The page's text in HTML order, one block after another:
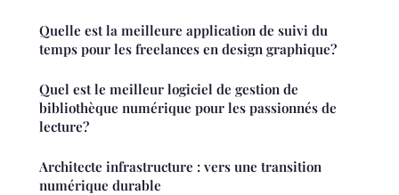
Quelle est la meilleure application de suivi du
temps pour les freelances en design graphique?
Quel est le meilleur logiciel de gestion de
bibliothèque numérique pour les passionnés de
lecture?
Architecte infrastructure : vers une transition
numérique durable